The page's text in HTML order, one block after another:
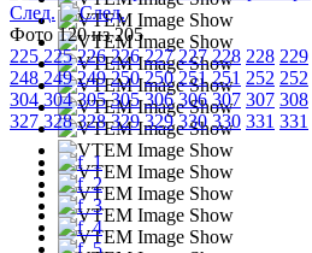
След.
Фото 120 из 205
225 225 226 226 227 227 228 228 229
248 249 249 250 250 251 251 252 252
304 304 305 305 306 306 307 307 308
327 328 328 329 329 330 330 331 331